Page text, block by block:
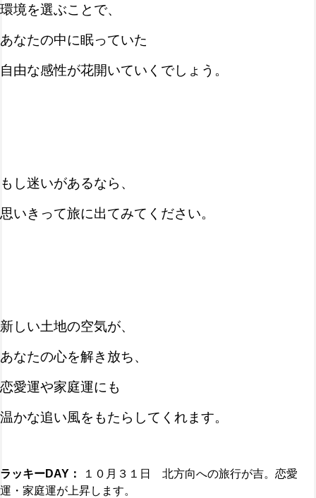
環境を選ぶことで、
あなたの中に眠っていた
自由な感性が花開いていくでしょう。
もし迷いがあるなら、
思いきって旅に出てみてください。
新しい土地の空気が、
あなたの心を解き放ち、
恋愛運や家庭運にも
温かな追い風をもたらしてくれます。
ラッキーDAY ：
１０月３１日 北方向への旅行が吉。恋愛
運・家庭運が上昇します。